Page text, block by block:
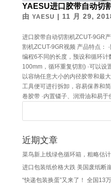
YAESU进口胶带自动切
由 YAESU | 11 月 29,
进口胶带自动切割机ZCUT-9GR
割机ZCUT-9GR视频 产品特点：
编程6不同的长度，预设和循环
100mm，循环重复切割) ·可以设
以容纳任意大小的内径胶带和最
工具便可进行拆卸，容易保养和
卷胶带 ·内置镊子、润滑油和易于
近期文章
菜鸟新上线绿色循环箱，粗略估
进口包装纸价格大跌 美国废纸断
“快递包装换蛋”又来了！ 全国13